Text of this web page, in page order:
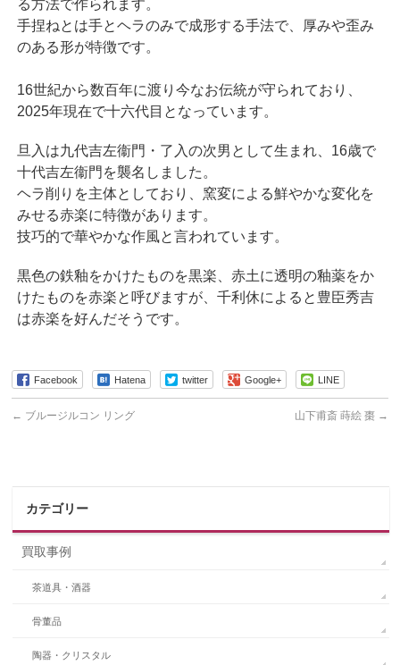
る方法で作られます。
手捏ねとは手とヘラのみで成形する手法で、厚みや歪み
のある形が特徴です。
16世紀から数百年に渡り今なお伝統が守られており、
2025年現在で十六代目となっています。
旦入は九代吉左衞門・了入の次男として生まれ、16歳で
十代吉左衞門を襲名しました。
ヘラ削りを主体としており、窯変による鮮やかな変化を
みせる赤楽に特徴があります。
技巧的で華やかな作風と言われています。
黒色の鉄釉をかけたものを黒楽、赤土に透明の釉薬をか
けたものを赤楽と呼びますが、千利休によると豊臣秀吉
は赤楽を好んだそうです。
Facebook Hatena twitter Google+ LINE
← ブルージルコン リング 山下甫斎 蒔絵 棗 →
カテゴリー
買取事例
茶道具・酒器
骨董品
陶器・クリスタル